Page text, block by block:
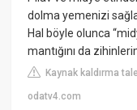
dolma yemenizi
Hal böyle olunca
mantığını da
Kaynak kaldırma
odatv4.com